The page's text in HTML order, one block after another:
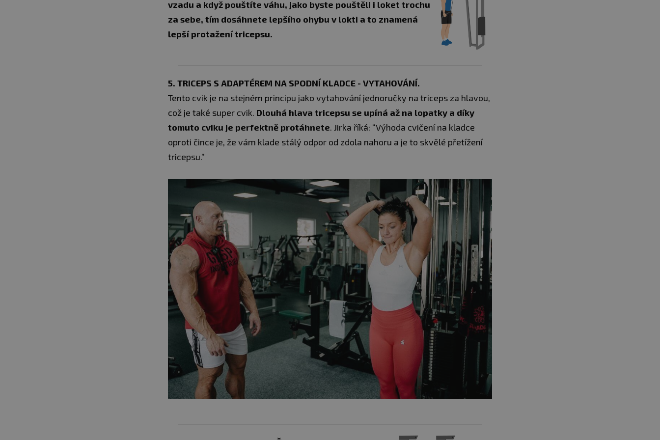
vzadu a když pouštíte váhu, jako byste pouštěli i loket trochu
za sebe, tím dosáhnete lepšího ohybu v lokti a to znamená
lepší protažení tricepsu.
5. TRICEPS S ADAPTÉREM NA SPODNÍ KLADCE - VYTAHOVÁNÍ.
Tento cvik je na stejném principu jako vytahování jednoručky na triceps za hlavou,
což je také super cvik. Dlouhá hlava tricepsu se upíná až na lopatky a díky
tomuto cviku je perfektně protáhnete. Jirka říká: “Výhoda cvičení na kladce
oproti čince je, že vám klade stálý odpor od zdola nahoru a je to skvělé přetížení
tricepsu.”